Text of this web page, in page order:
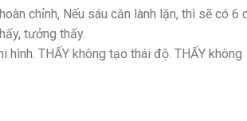
chỉnh, Nếu sáu căn lành lặn, thì sẽ có 6
tưởng thấy.
THẤY không tạo thái độ. THẤY không